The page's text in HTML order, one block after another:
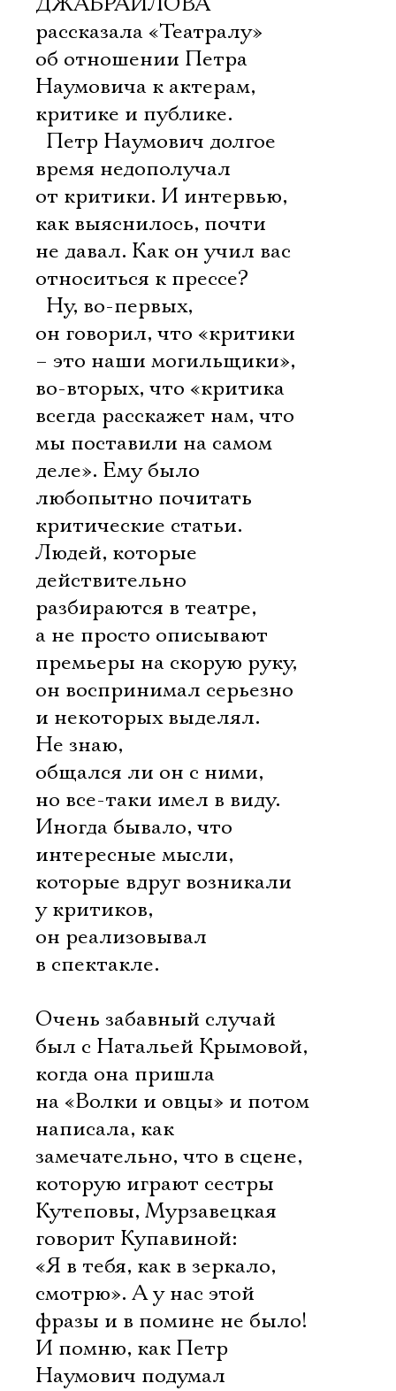
рассказала «Театралу»
об отношении Петра
Наумовича к актерам,
критике и публике.
 Петр Наумович долгое
время недополучал
от критики. И интервью,
как выяснилось, почти
не давал. Как он учил вас
относиться к прессе?
 Ну, во-первых,
он говорил, что «критики
– это наши могильщики»,
во-вторых, что «критика
всегда расскажет нам, что
мы поставили на самом
деле». Ему было
любопытно почитать
критические статьи.
Людей, которые
действительно
разбираются в театре,
а не просто описывают
премьеры на скорую руку,
он воспринимал серьезно
и некоторых выделял.
Не знаю,
общался ли он с ними,
но все-таки имел в виду.
Иногда бывало, что
интересные мысли,
которые вдруг возникали
у критиков,
он реализовывал
в спектакле.
Очень забавный случай
был с Натальей Крымовой,
когда она пришла
на «Волки и овцы» и потом
написала, как
замечательно, что в сцене,
которую играют сестры
Кутеповы, Мурзавецкая
говорит Купавиной:
«Я в тебя, как в зеркало,
смотрю». А у нас этой
фразы и в помине не было!
И помню, как Петр
Наумович подумал